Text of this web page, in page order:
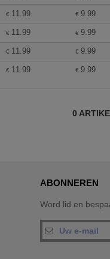
€ 11.99 €9.99
€ 11.99 €9.99
€ 11.99 €9.99
€ 11.99 €9.99
0
ABONNEREN
Word lid en